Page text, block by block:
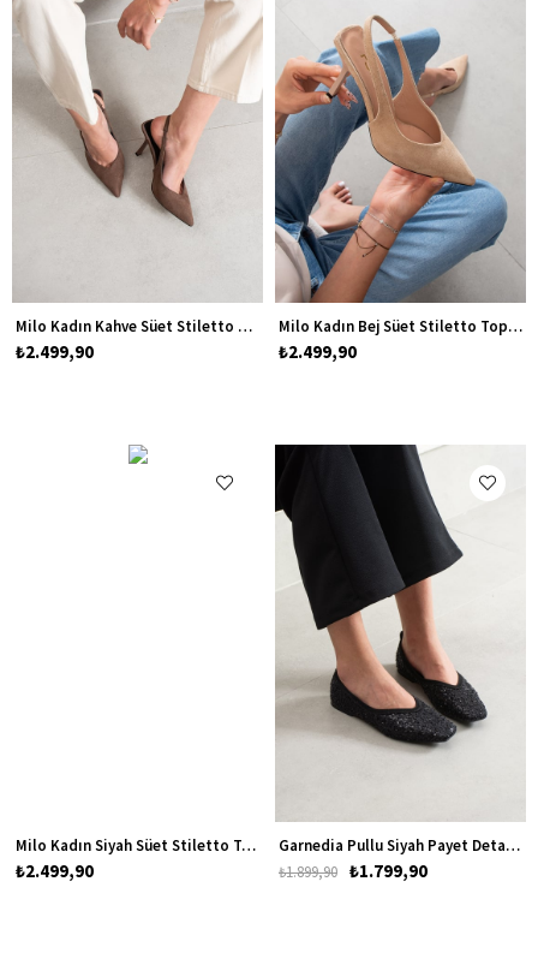
Milo Kadın Kahve Süet Stiletto Topuklu Ayakkabı
₺2.499,90
Milo Kadın Bej Süet Stiletto Topuklu Ayakkabı
₺2.499,90
Milo Kadın Siyah Süet Stiletto Topuklu Ayakkabı
₺2.499,90
Garnedia Pullu Siyah Payet Detaylı Kadın Babet
₺1.799,90
₺1.899,90